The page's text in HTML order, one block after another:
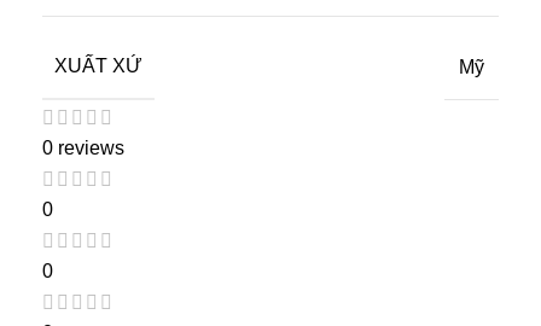
XUẤT XỨ Mỹ
0 reviews
0
0